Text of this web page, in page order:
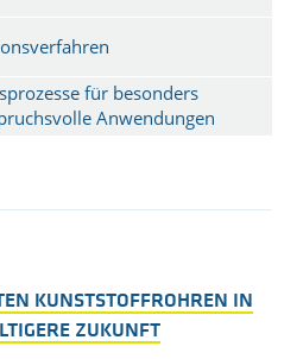
für besonders
Anwendungen
KUNSTSTOFFROHREN IN E
ZUKUNFT